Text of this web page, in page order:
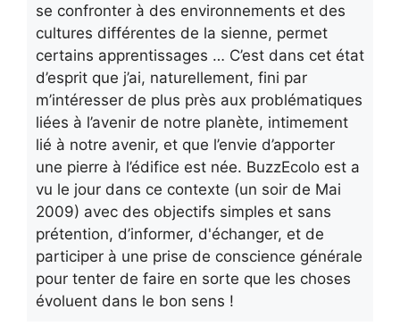
se confronter à des environnements et des
cultures différentes de la sienne, permet
certains apprentissages … C’est dans cet état
d’esprit que j’ai, naturellement, fini par
m’intéresser de plus près aux problématiques
liées à l’avenir de notre planète, intimement
lié à notre avenir, et que l’envie d’apporter
une pierre à l’édifice est née. BuzzEcolo est a
vu le jour dans ce contexte (un soir de Mai
2009) avec des objectifs simples et sans
prétention, d’informer, d'échanger, et de
participer à une prise de conscience générale
pour tenter de faire en sorte que les choses
évoluent dans le bon sens !